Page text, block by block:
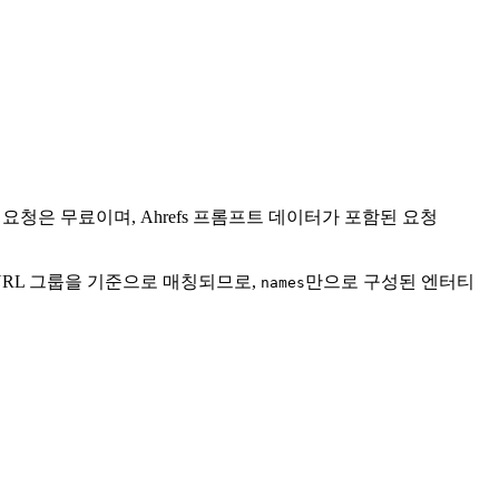
청은 무료이며, Ahrefs 프롬프트 데이터가 포함된 요청
그룹을 기준으로 매칭되므로, names만으로 구성된 엔터티